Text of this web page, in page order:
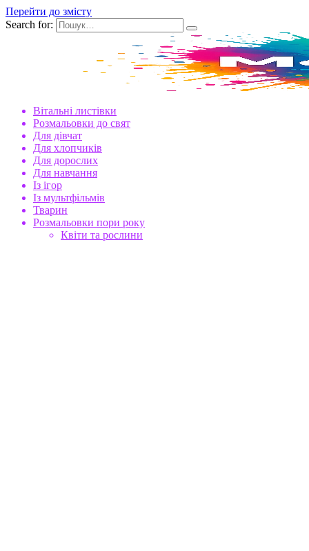
Перейти до змісту
Search for:
Вітальні листівки
Розмальовки до свят
Для дівчат
Для хлопчиків
Для дорослих
Для навчання
Із ігор
Із мультфільмів
Тварин
Розмальовки пори року
Квіти та рослини